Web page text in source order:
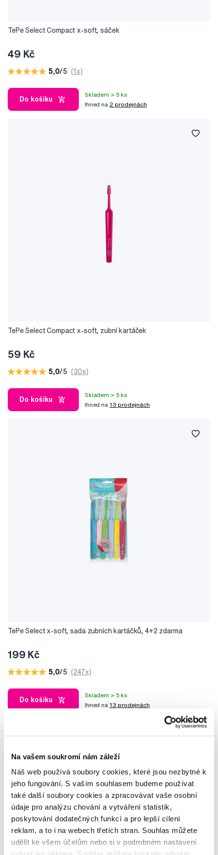
Na vašem soukromí nám záleží
Náš web používá soubory cookies, které jsou nezbytné k
jeho fungování. S vaším souhlasem budeme používat
také další soubory cookies a zpracovávat vaše osobní
údaje pro analýzu chování a vytváření statistik,
poskytování dodatečných funkcí a pro lepší cílení
reklam, a to i na webech třetích stran. Souhlas můžete
udělit ke všem účelům nebo si v podrobném nastavení
TePe Select Compact x-soft, sáček
49 Kč
5,0/5 (1x)
Do košíku
Skladem > 5 ks
Ihned na 2 prodejnách
TePe Select Compact x-soft, zubní kartáček
59 Kč
5,0/5 (30x)
Do košíku
Skladem > 5 ks
Ihned na 13 prodejnách
TePe Select x-soft, sada zubních kartáčků, 4+2 zdarma
199 Kč
5,0/5 (247x)
Do košíku
Skladem > 5 ks
Ihned na 13 prodejnách